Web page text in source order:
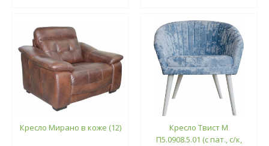
Кресло Мирано в коже (12)
Кресло Твист М
П5.0908.5.01 (с пат., с/к,